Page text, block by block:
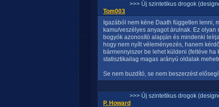
>>> Új szintetikus drogok
Tom003
Igazából nem kéne Daath független lenni,
kamu/veszélyes anyagot árulnak. Ez
bogyók azonosító alapján és mindenki
hogy nem nyílt véleményezés, hanem
bármennyiszer be lehet küldeni (feltéve
statisztikailag magas arányú oldalak
Se nem buzdító, se nem beszerzést
>>> Új szintetikus drogok
P. Howard